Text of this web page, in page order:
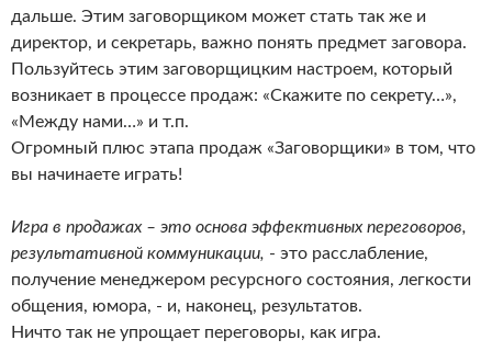
дальше. Этим заговорщиком может стать так же и
директор, и секретарь, важно понять предмет заговора.
Пользуйтесь этим заговорщицким настроем, который
возникает в процессе продаж: «Скажите по секрету…»,
«Между нами…» и т.п.
Огромный плюс этапа продаж «Заговорщики» в том, что
вы начинаете играть!
Игра в продажах – это основа эффективных переговоров,
результативной коммуникации, - это расслабление,
получение менеджером ресурсного состояния, легкости
общения, юмора, - и, наконец, результатов.
Ничто так не упрощает переговоры, как игра.